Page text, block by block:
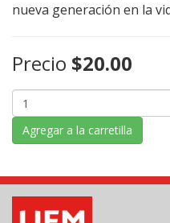
nueva generación en la
Precio $20.00
Agregar a la carretilla